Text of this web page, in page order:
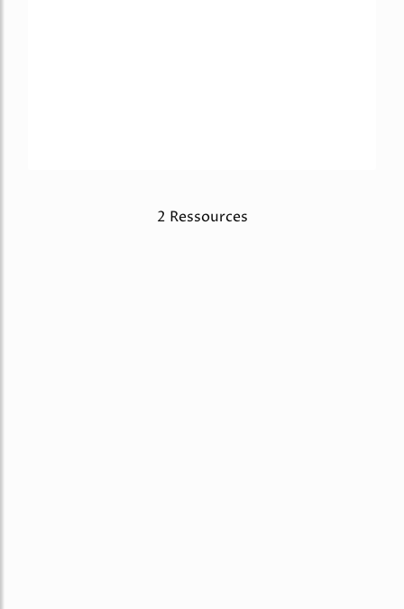
2 Ressources